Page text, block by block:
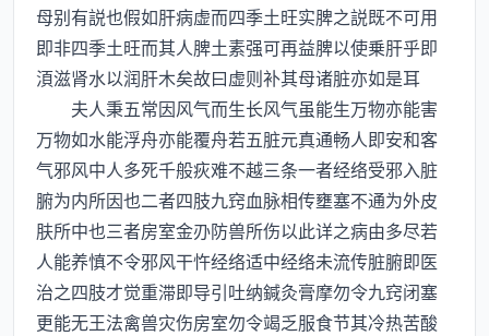
母别有説也假如肝病虚而四季土旺实脾之説既不可用
即非四季土旺而其人脾土素强可再益脾以使乗肝乎即
湏滋肾水以润肝木矣故曰虚则补其母诸脏亦如是耳
夫人秉五常因风气而生长风气虽能生万物亦能害
万物如水能浮舟亦能覆舟若五脏元真通畅人即安和客
气邪风中人多死千般疢难不越三条一者经络受邪入脏
腑为内所因也二者四肢九窍血脉相传壅塞不通为外皮
肤所中也三者房室金刅防兽所伤以此详之病由多尽若
人能养慎不令邪风干忤经络适中经络未流传脏腑即医
治之四肢才觉重滞即导引吐纳鍼灸膏摩勿令九窍闭塞
更能无王法禽兽灾伤房室勿令竭乏服食节其冷热苦酸